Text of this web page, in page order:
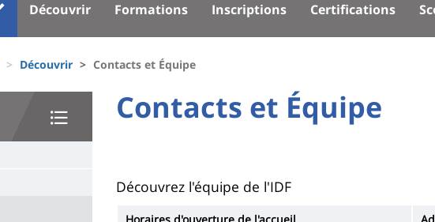
Menu
principal
Découvrir Formations Inscriptions Certifications
Découvrir Contacts et Équipe
University
content
Titre
page
Contacts et Équipe
Contenu
de
Découvrez l'équipe de l'IDF